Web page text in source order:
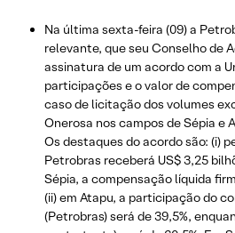
Na última sexta-feira (09) a
relevante, que seu Conselho de
assinatura de um acordo com a
participações e o valor de
caso de licitação dos volumes
Onerosa nos campos de Sépia e
Os destaques do acordo são: (i)
Petrobras receberá US$ 3,25
Sépia, a compensação líquida
(ii) em Atapu, a participação do
(Petrobras) será de 39,5%,